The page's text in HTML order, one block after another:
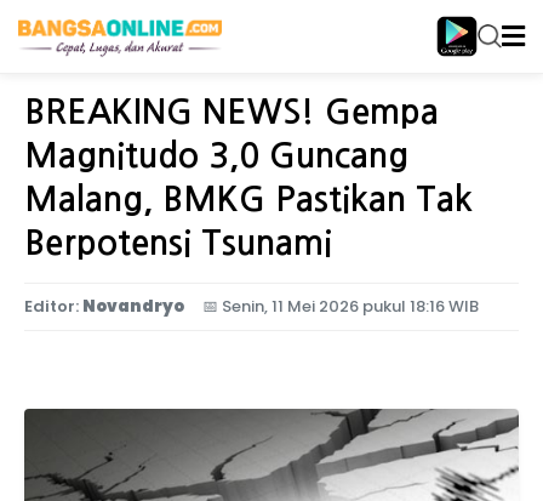
Home Jawa Timur
BREAKING NEWS! Gempa
Magnitudo 3,0 Guncang
Malang, BMKG Pastikan Tak
Berpotensi Tsunami
Editor: Novandryo 📅 Senin, 11 Mei 2026 pukul 18:16 WIB